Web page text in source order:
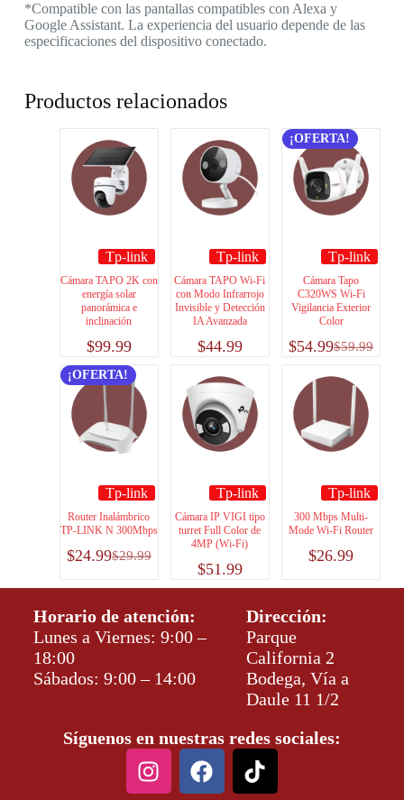
*Compatible con las pantallas compatibles con Alexa y
Google Assistant. La experiencia del usuario depende de las
especificaciones del dispositivo conectado.
Productos relacionados
Tp-link
Cámara TAPO 2K con
energía solar
panorámica e
inclinación
$99.99
Tp-link
Cámara TAPO Wi-Fi
con Modo Infrarrojo
Invisible y Detección
IA Avanzada
$44.99
¡OFERTA!
Tp-link
Cámara Tapo
C320WS Wi-Fi
Vigilancia Exterior
Color
$59.99
$54.99
¡OFERTA!
Tp-link
Router Inalámbrico
TP-LINK N 300Mbps
$29.99
$24.99
Tp-link
Cámara IP VIGI tipo
turret Full Color de
4MP (Wi-Fi)
$51.99
Tp-link
300 Mbps Multi-
Mode Wi-Fi Router
$26.99
Horario de atención:
Lunes a Viernes: 9:00 –
18:00
Sábados: 9:00 – 14:00
Dirección:
Parque
California 2
Bodega, Vía a
Daule 11 1/2
Síguenos en nuestras redes sociales: